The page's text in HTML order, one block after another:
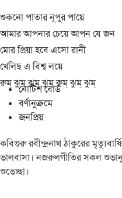
শুকনো পাতার নূপুর পায়ে
আমার আপনার চেয়ে আপন যে জন
মোর প্রিয়া হবে এসো রানী
খেলিছ এ বিশ্ব লয়ে
রুম্ ঝুম্ ঝুম্ ঝুম্ রুম্ ঝুম্ ঝুম্
নোটিশ বোর্ড
বর্ণানুক্রমে
জনপ্রিয়
কবিগুরু রবীন্দ্রনাথ ঠাকুরের
ভালবাসা। নজরুলগীতির সকল
শুভেচ্ছা।